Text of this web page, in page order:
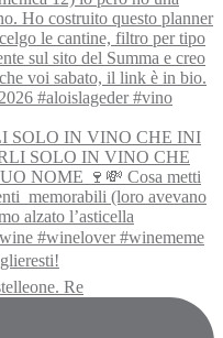
SOLO IN VINO CHE INI
Re